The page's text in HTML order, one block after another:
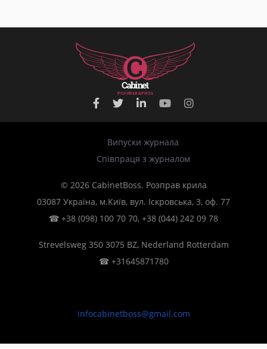
РОЗПРАВКРИЛА
Випуски журнала
Співпраця з журналом
© 2026 CabinetBoss. Розправ крила
03087 Україна, м.Київ, вул. Іскровська, 3, оф. 77
☎ +38 (098) 100 70 70, +38 (044) 242 09 78
Strevelsweg 350 3075 BZ, Nederland Rotterdam
☎ +31645871780
infocabinetboss@gmail.com